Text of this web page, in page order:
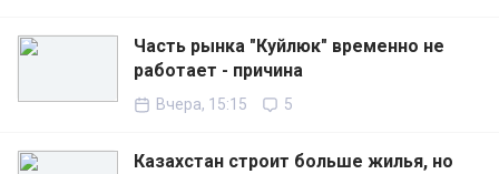
Часть рынка "Куйлюк" временно не
работает - причина
Вчера, 15:15 5
Казахстан строит больше жилья, но